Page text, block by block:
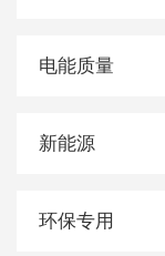
电能质量
新能源
环保专用